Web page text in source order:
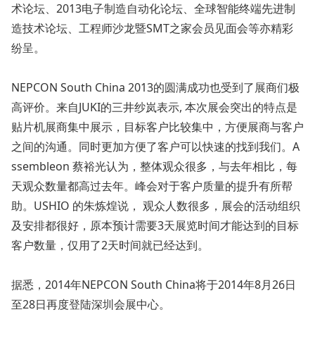
术论坛、2013电子制造自动化论坛、全球智能终端先进制
造技术论坛、工程师沙龙暨SMT之家会员见面会等亦精彩
纷呈。
NEPCON South China 2013的圆满成功也受到了展商们极
高评价。来自JUKI的三井纱岚表示, 本次展会突出的特点是
贴片机展商集中展示，目标客户比较集中，方便展商与客户
之间的沟通。同时更加方便了客户可以快速的找到我们。A
ssembleon 蔡裕光认为，整体观众很多，与去年相比，每
天观众数量都高过去年。峰会对于客户质量的提升有所帮
助。USHIO 的朱炼煌说， 观众人数很多，展会的活动组织
及安排都很好，原本预计需要3天展览时间才能达到的目标
客户数量，仅用了2天时间就已经达到。
据悉，2014年NEPCON South China将于2014年8月26日
至28日再度登陆深圳会展中心。